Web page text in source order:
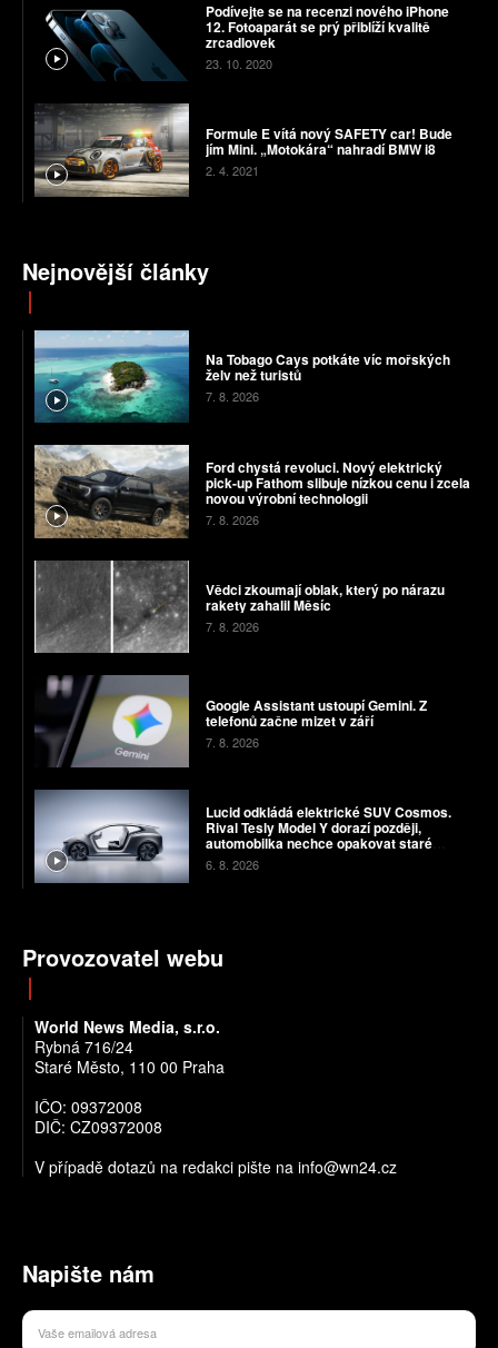
Podívejte se na recenzi nového iPhone
12. Fotoaparát se prý přiblíží kvalitě
zrcadlovek
23. 10. 2020
Formule E vítá nový SAFETY car! Bude
jím Mini. „Motokára“ nahradí BMW i8
2. 4. 2021
Nejnovější články
Na Tobago Cays potkáte víc mořských
želv než turistů
7. 8. 2026
Ford chystá revoluci. Nový elektrický
pick-up Fathom slibuje nízkou cenu i zcela
novou výrobní technologii
7. 8. 2026
Vědci zkoumají oblak, který po nárazu
rakety zahalil Měsíc
7. 8. 2026
Google Assistant ustoupí Gemini. Z
telefonů začne mizet v září
7. 8. 2026
Lucid odkládá elektrické SUV Cosmos.
Rival Tesly Model Y dorazí později,
automobilka nechce opakovat staré
chyby
6. 8. 2026
Provozovatel webu
World News Media, s.r.o.
Rybná 716/24
Staré Město, 110 00 Praha
IČO: 09372008
DIČ: CZ09372008
V případě dotazů na redakci pište na info@wn24.cz
Napište nám